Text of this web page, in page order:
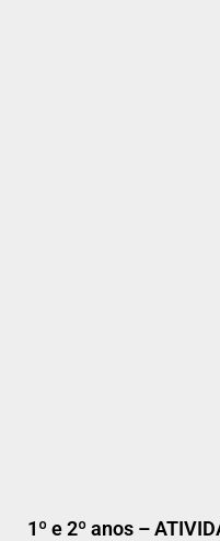
1º e 2º anos –